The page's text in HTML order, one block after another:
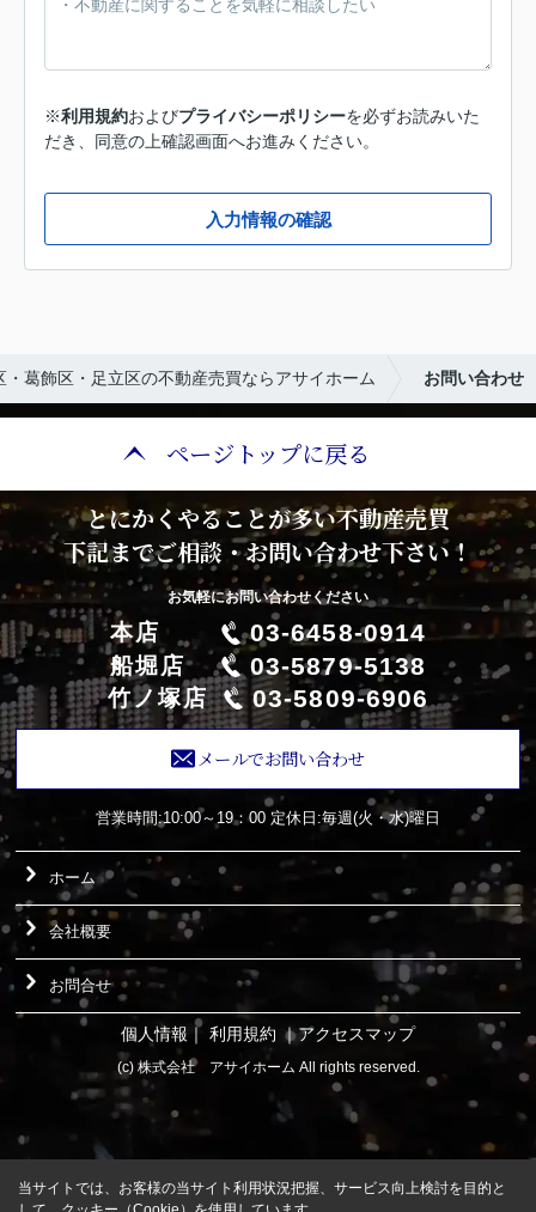
※利用規約およびプライバシーポリシーを必ずお読みいた
だき、同意の上確認画面へお進みください。
入力情報の確認
・葛飾区・足立区の不動産売買ならアサイホーム お問い合わせ
ページトップに戻る
とにかくやることが多い不動産売買
下記までご相談・お問い合わせ下さい！
お気軽にお問い合わせください
本店 03-6458-0914
船堀店 03-5879-5138
竹ノ塚店 03-5809-6906
メールでお問い合わせ
営業時間:10:00～19：00 定休日:毎週(火・水)曜日
ホーム
会社概要
お問合せ
個人情報 ｜ 利用規約 ｜アクセスマップ
(c) 株式会社 アサイホーム All rights reserved.
当サイトでは、お客様の当サイト利用状況把握、サービス向上検討を目的と